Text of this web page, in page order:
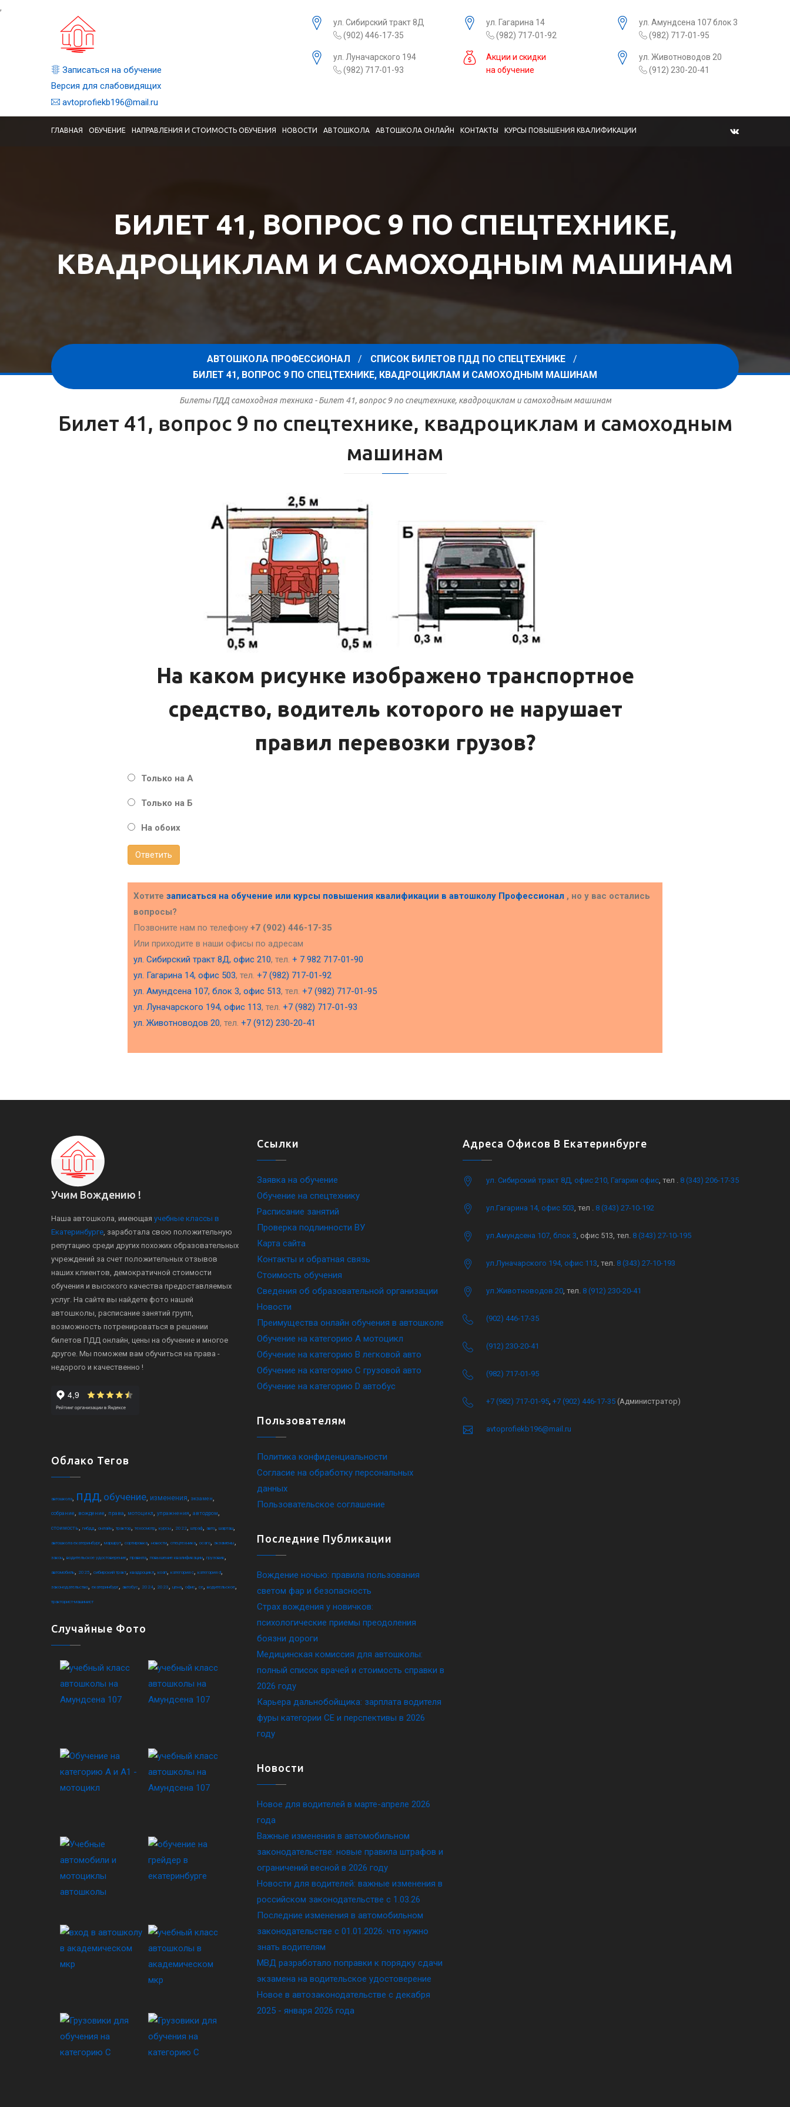
,
Записаться на обучение
Версия для слабовидящих
avtoprofiekb196@mail.ru
ул. Сибирский тракт 8Д
(902) 446-17-35
ул. Гагарина 14
(982) 717-01-92
ул. Амундсена 107 блок 3
(982) 717-01-95
ул. Луначарского 194
(982) 717-01-93
Акции и скидки
на обучение
ул. Животноводов 20
(912) 230-20-41
ГЛАВНАЯ ОБУЧЕНИЕ НАПРАВЛЕНИЯ И СТОИМОСТЬ ОБУЧЕНИЯ НОВОСТИ АВТОШКОЛА АВТОШКОЛА ОНЛАЙН КОНТАКТЫ КУРСЫ ПОВЫШЕНИЯ КВАЛИФИКАЦИИ
БИЛЕТ 41, ВОПРОС 9 ПО СПЕЦТЕХНИКЕ,
КВАДРОЦИКЛАМ И САМОХОДНЫМ МАШИНАМ
АВТОШКОЛА ПРОФЕССИОНАЛ
СПИСОК БИЛЕТОВ ПДД ПО СПЕЦТЕХНИКЕ
БИЛЕТ 41, ВОПРОС 9 ПО СПЕЦТЕХНИКЕ, КВАДРОЦИКЛАМ И САМОХОДНЫМ МАШИНАМ
Билеты ПДД самоходная техника - Билет 41, вопрос 9 по спецтехнике, квадроциклам и самоходным машинам
Билет 41, вопрос 9 по спецтехнике, квадроциклам и самоходным
машинам
На каком рисунке изображено транспортное
средство, водитель которого не нарушает
правил перевозки грузов?
Только на А
Только на Б
На обоих
Ответить
Хотите записаться на обучение или курсы повышения квалификации в автошколу Профессионал , но у вас остались
вопросы?
Позвоните нам по телефону +7 (902) 446-17-35
Или приходите в наши офисы по адресам
ул. Сибирский тракт 8Д, офис 210, тел. + 7 982 717-01-90
ул. Гагарина 14, офис 503, тел. +7 (982) 717-01-92
ул. Амундсена 107, блок 3, офис 513, тел. +7 (982) 717-01-95
ул. Луначарского 194, офис 113, тел. +7 (982) 717-01-93
ул. Животноводов 20, тел. +7 (912) 230-20-41
Учим Вождению !
Наша автошкола, имеющая учебные классы в
Екатеринбурге , заработала свою положительную
репутацию среди других похожих образовательных
учреждений за счет положительных отзывов
наших клиентов, демократичной стоимости
обучения и высокого качества предоставляемых
услуг. На сайте вы найдете фото нашей
автошколы, расписание занятий групп,
возможность потренироваться в решении
билетов ПДД онлайн, цены на обучение и многое
другое. Мы поможем вам обучиться на права -
недорого и качественно !
Облако Тегов
автошкола пдд обучение изменения экзамен
собрание вождение права мотоцикл упражнения автодром
стоимость гибдд онлайн трактор техосмотр курсы 2022 штраф авто шарташ
автошкола екатеринбург маршрут сортировка новости спецтехника осаго экзамены
закон водительское удостоверение правила повышение квалификации грузовик
автомобиль 2025 сибирский тракт квадроцикл коап категория c категория d
законодательство екатеринбург автобус 2024 2023 цена офис ce водительское
тракторист-машинист
Случайные Фото
Ссылки
Заявка на обучение
Обучение на спецтехнику
Расписание занятий
Проверка подлинности ВУ
Карта сайта
Контакты и обратная связь
Стоимость обучения
Сведения об образовательной организации
Новости
Преимущества онлайн обучения в автошколе
Обучение на категорию A мотоцикл
Обучение на категорию B легковой авто
Обучение на категорию C грузовой авто
Обучение на категорию D автобус
Пользователям
Политика конфиденциальности
Согласие на обработку персональных
данных
Пользовательское соглашение
Последние Публикации
Вождение ночью: правила пользования
светом фар и безопасность
Страх вождения у новичков:
психологические приемы преодоления
боязни дороги
Медицинская комиссия для автошколы:
полный список врачей и стоимость справки в
2026 году
Карьера дальнобойщика: зарплата водителя
фуры категории CE и перспективы в 2026
году
Новости
Новое для водителей в марте-апреле 2026
года
Важные изменения в автомобильном
законодательстве: новые правила штрафов и
ограничений весной в 2026 году
Новости для водителей: важные изменения в
российском законодательстве c 1.03.26
Последние изменения в автомобильном
законодательстве c 01.01.2026: что нужно
знать водителям
МВД разработало поправки к порядку сдачи
экзамена на водительское удостоверение
Новое в автозаконодательстве с декабря
2025 - января 2026 года
Адреса Офисов В Екатеринбурге
ул. Сибирский тракт 8Д, офис 210, Гагарин офис , тел . 8 (343) 206-17-35
ул.Гагарина 14, офис 503 , тел . 8 (343) 27-10-192
ул.Амундсена 107, блок 3 , офис 513, тел. 8 (343) 27-10-195
ул.Луначарского 194, офис 113 , тел. 8 (343) 27-10-193
ул.Животноводов 20 , тел. 8 (912) 230-20-41
(902) 446-17-35
(912) 230-20-41
(982) 717-01-95
+7 (982) 717-01-95 +7 (902) 446-17-35 (Администратор)
avtoprofiekb196@mail.ru